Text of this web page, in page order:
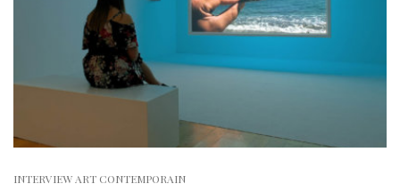
INTERVIEW ART CONTEMPORAIN